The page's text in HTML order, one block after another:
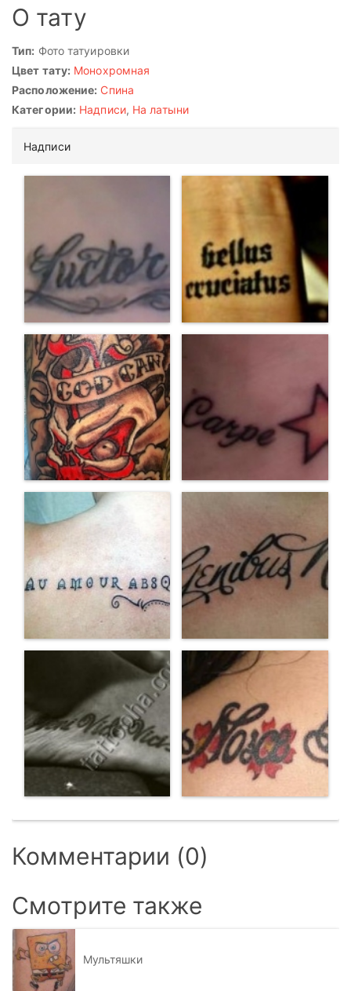
О тату
Тип: Фото татуировки
Цвет тату: Монохромная
Расположение: Спина
Категории: Надписи, На латыни
Надписи
Комментарии (0)
Смотрите также
Мультяшки